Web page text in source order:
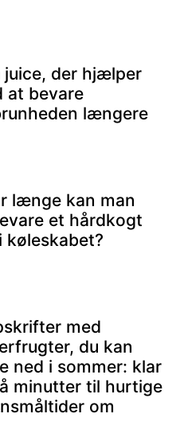
juice, der hjælper
at bevare
længere
længe kan man
et hårdkogt
med
du kan
ned i sommer: klar
minutter til hurtige
om